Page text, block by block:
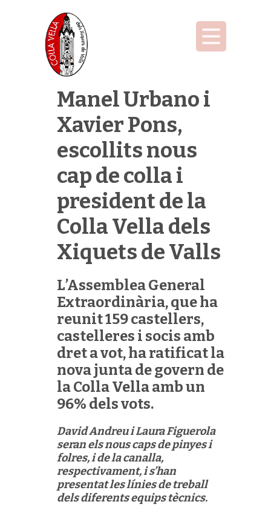
Manel Urbano i
Xavier Pons,
escollits nous
cap de colla i
president de la
Colla Vella dels
Xiquets de Valls
L’Assemblea General
Extraordinària, que ha
reunit 159 castellers,
castelleres i socis amb
dret a vot, ha ratificat la
nova junta de govern de
la Colla Vella amb un
96% dels vots.
David Andreu i Laura Figuerola
seran els nous caps de pinyes i
folres, i de la canalla,
respectivament, i s’han
presentat les línies de treball
dels diferents equips tècnics.